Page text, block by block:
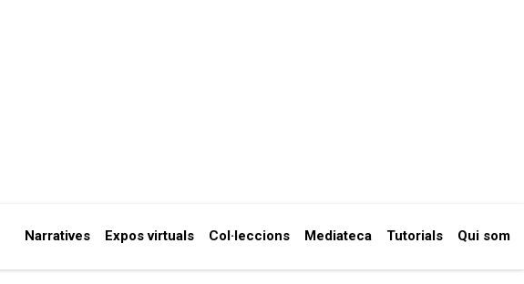
Narratives Expos virtuals Col·leccions Mediateca Tutorials Qui som